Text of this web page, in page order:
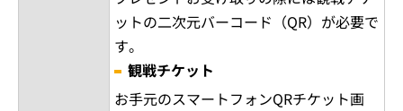
ットの二次元バーコード（QR）が必要で
す。
観戦チケット
お手元のスマートフォンQRチケット画